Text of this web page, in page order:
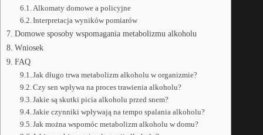
Alkomaty domowe a policyjne
Interpretacja wyników pomiarów
Domowe sposoby wspomagania metabolizmu alkoholu
Wniosek
FAQ
Jak długo trwa metabolizm alkoholu w organizmie?
Czy sen wpływa na proces trawienia alkoholu?
Jakie są skutki picia alkoholu przed snem?
Jakie czynniki wpływają na tempo spalania alkoholu?
Jak można wspomóc metabolizm alkoholu w domu?